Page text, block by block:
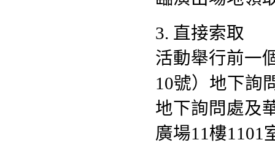
3. 直接索取
活動舉行前一
10號）地下詢
地下詢問處及
廣場11樓1101